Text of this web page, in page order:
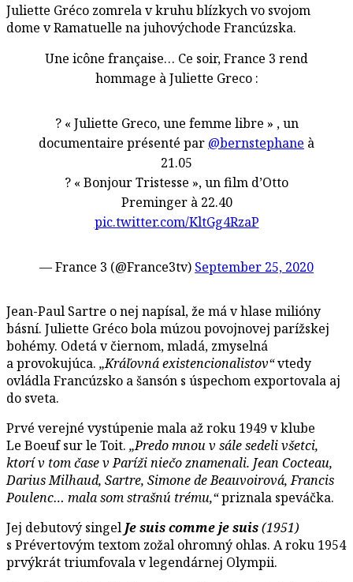
Juliette Gréco zomrela v kruhu blízkych vo svojom
dome v Ramatuelle na juhovýchode Francúzska.
Une icône française… Ce soir, France 3 rend
hommage à Juliette Greco :
? « Juliette Greco, une femme libre » , un
documentaire présenté par @bernstephane à
21.05
? « Bonjour Tristesse », un film d’Otto
Preminger à 22.40
pic.twitter.com/KltGg4RzaP
— France 3 (@France3tv) September 25, 2020
Jean-Paul Sartre o nej napísal, že má v hlase milióny
básní. Juliette Gréco bola múzou povojnovej parížskej
bohémy. Odetá v čiernom, mladá, zmyselná
a provokujúca. „Kráľovná existencionalistov“vtedy
ovládla Francúzsko a šansón s úspechom exportovala aj
do sveta.
Prvé verejné vystúpenie mala až roku 1949 v klube
Le Boeuf sur le Toit. „Predo mnou v sále sedeli všetci,
ktorí v tom čase v Paríži niečo znamenali. Jean Cocteau,
Darius Milhaud, Sartre, Simone de Beauvoirová, Francis
Poulenc… mala som strašnú trému,“priznala speváčka.
Jej debutový singel Je suis comme je suis(1951)
s Prévertovým textom zožal ohromný ohlas. A roku 1954
prvýkrát triumfovala v legendárnej Olympii.